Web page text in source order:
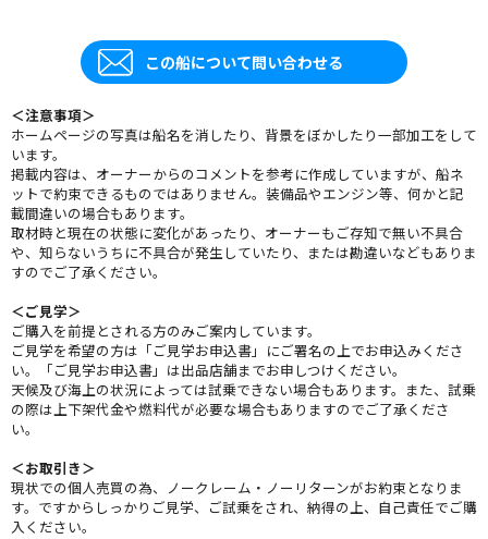
この船について問い合わせる
＜注意事項＞
ホームページの写真は船名を消したり、背景をぼかしたり一部加工をして
います。
掲載内容は、オーナーからのコメントを参考に作成していますが、船ネ
ットで約束できるものではありません。装備品やエンジン等、何かと記
載間違いの場合もあります。
取材時と現在の状態に変化があったり、オーナーもご存知で無い不具合
や、知らないうちに不具合が発生していたり、または勘違いなどもありま
すのでご了承ください。
＜ご見学＞
ご購入を前提とされる方のみご案内しています。
ご見学を希望の方は「ご見学お申込書」にご署名の上でお申込みくださ
い。「ご見学お申込書」は出品店舗までお申しつけください。
天候及び海上の状況によっては試乗できない場合もあります。また、試乗
の際は上下架代金や燃料代が必要な場合もありますのでご了承くださ
い。
＜お取引き＞
現状での個人売買の為、ノークレーム・ノーリターンがお約束となりま
す。ですからしっかりご見学、ご試乗をされ、納得の上、自己責任でご購
入ください。